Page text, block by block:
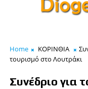
Home ΚΟΡΙΝΘΙΑ
τουρισμό στο Λουτράκι
Συνέδριο για